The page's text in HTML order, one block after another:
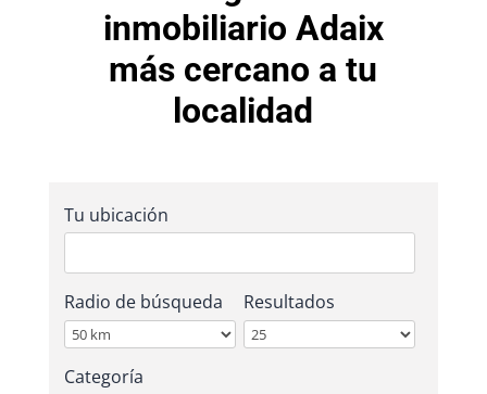
inmobiliario Adaix
más cercano a tu
localidad
Tu ubicación
Radio de búsqueda Resultados
Categoría